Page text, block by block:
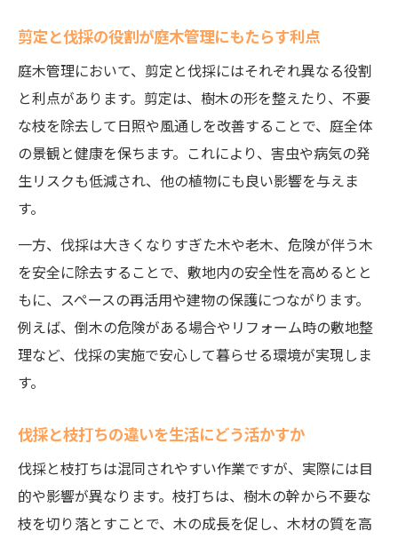
剪定と伐採の役割が庭木管理にもたらす利点
庭木管理において、剪定と伐採にはそれぞれ異なる役割
と利点があります。剪定は、樹木の形を整えたり、不要
な枝を除去して日照や風通しを改善することで、庭全体
の景観と健康を保ちます。これにより、害虫や病気の発
生リスクも低減され、他の植物にも良い影響を与えま
す。
一方、伐採は大きくなりすぎた木や老木、危険が伴う木
を安全に除去することで、敷地内の安全性を高めるとと
もに、スペースの再活用や建物の保護につながります。
例えば、倒木の危険がある場合やリフォーム時の敷地整
理など、伐採の実施で安心して暮らせる環境が実現しま
す。
伐採と枝打ちの違いを生活にどう活かすか
伐採と枝打ちは混同されやすい作業ですが、実際には目
的や影響が異なります。枝打ちは、樹木の幹から不要な
枝を切り落とすことで、木の成長を促し、木材の質を高